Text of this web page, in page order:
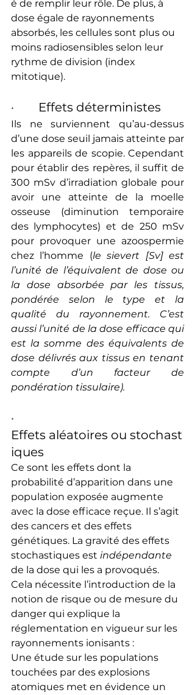
é de remplir leur rôle. De plus, à
dose égale de rayonnements
absorbés, les cellules sont plus ou
moins radiosensibles selon leur
rythme de division (index
mitotique).
·        Effets déterministes
Ils ne surviennent qu’au-dessus
d’une dose seuil jamais atteinte par
les appareils de scopie. Cependant
pour établir des repères, il suffit de
300 mSv d’irradiation globale pour
avoir une atteinte de la moelle
osseuse (diminution temporaire
des lymphocytes) et de 250 mSv
pour provoquer une azoospermie
chez l’homme (le sievert [Sv] est
l’unité de l’équivalent de dose ou
la dose absorbée par les tissus,
pondérée selon le type et la
qualité du rayonnement. C’est
aussi l’unité de la dose efficace qui
est la somme des équivalents de
dose délivrés aux tissus en tenant
compte d’un facteur de
pondération tissulaire).
·
Effets aléatoires ou stochast
iques
Ce sont les effets dont la
probabilité d’apparition dans une
population exposée augmente
avec la dose efficace reçue. Il s’agit
des cancers et des effets
génétiques. La gravité des effets
stochastiques est indépendante
de la dose qui les a provoqués.
Cela nécessite l’introduction de la
notion de risque ou de mesure du
danger qui explique la
réglementation en vigueur sur les
rayonnements ionisants :
Une étude sur les populations
touchées par des explosions
atomiques met en évidence un